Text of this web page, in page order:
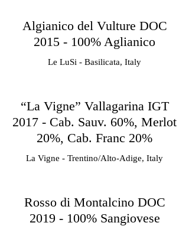
Algianico del Vulture DOC
2015 - 100% Aglianico
Le LuSi - Basilicata, Italy
“La Vigne” Vallagarina IGT
2017 - Cab. Sauv. 60%, Merlot
20%, Cab. Franc 20%
La Vigne - Trentino/Alto-Adige, Italy
Rosso di Montalcino DOC
2019 - 100% Sangiovese